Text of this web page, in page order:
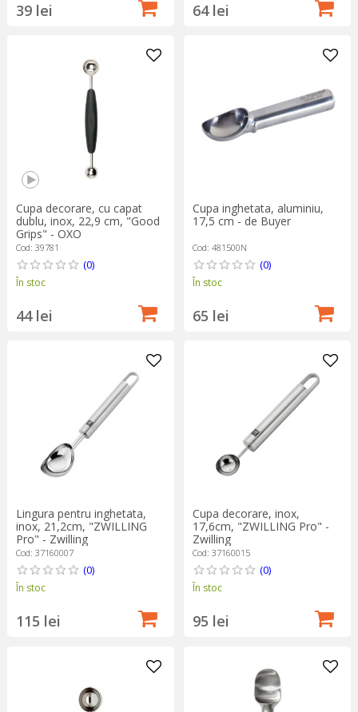
39 lei 64 lei
Cupa decorare, cu capat
dublu, inox, 22,9 cm, "Good
Grips" - OXO
Cod: 39781
(0)
În stoc
44 lei
Cupa inghetata, aluminiu,
17,5 cm - de Buyer
Cod: 481500N
(0)
În stoc
65 lei
Lingura pentru inghetata,
inox, 21,2cm, "ZWILLING
Pro" - Zwilling
Cod: 37160007
(0)
În stoc
115 lei
Cupa decorare, inox,
17,6cm, "ZWILLING Pro" -
Zwilling
Cod: 37160015
(0)
În stoc
95 lei